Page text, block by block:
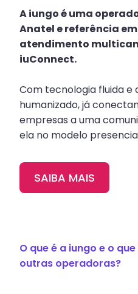
A iungo é uma
Anatel e referência
atendimento
iuConnect.
Com tecnologia fluida e
humanizado, já
empresas a uma
ela no modelo
SAIBA MAIS
O que é a iungo e o
outras operadoras?